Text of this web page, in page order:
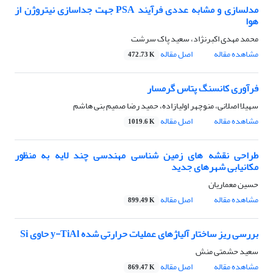
مدلسازی و مشابه عددی فرآیند PSA جهت جداسازی نیتروژن از
هوا
محمد مهدی اکبرنژاد، سعید پاک سرشت
مشاهده مقاله
اصل مقاله 472.73 K
فرآوری کانسنگ پتاس گرمسار
سهیلا اصلانی، منوچهر اولیازاده، حمید رضا صمیم بنی هاشم
مشاهده مقاله
اصل مقاله 1019.6 K
طراحی نقشه های زمین شناسی مهندسی چند لایه به منظور
مکانیابی شهرهای جدید
حسین معماریان
مشاهده مقاله
اصل مقاله 899.49 K
بررسی ریز ساختار آلیاژهای عملیات حرارتی شده y-TiAl حاوی Si
سعید حشمتی منش
مشاهده مقاله
اصل مقاله 869.47 K